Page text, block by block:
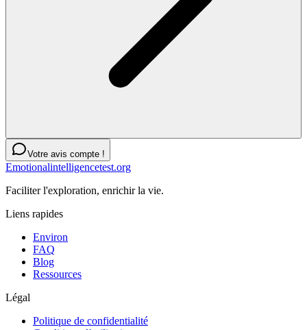
Votre avis compte !
Emotionalintelligencetest.org
Faciliter l'exploration, enrichir la vie.
Liens rapides
Environ
FAQ
Blog
Ressources
Légal
Politique de confidentialité